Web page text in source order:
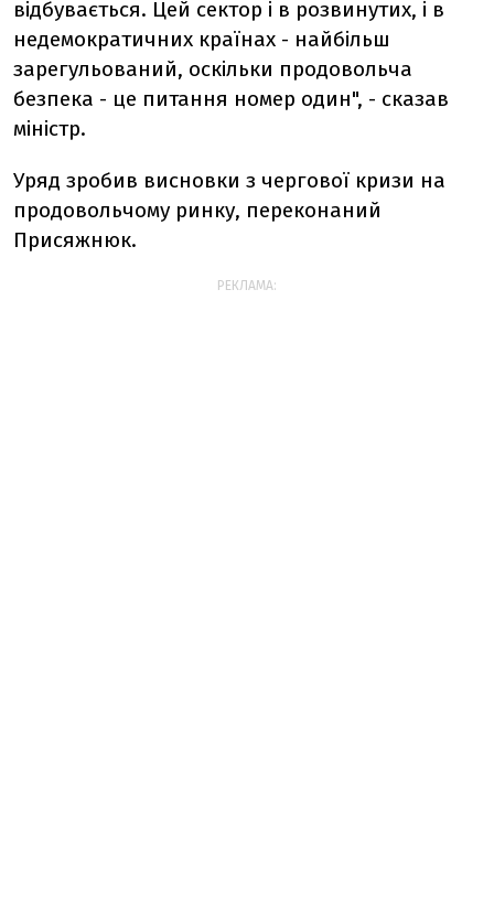
відбувається. Цей сектор і в розвинутих, і в
недемократичних країнах - найбільш
зарегульований, оскільки продовольча
безпека - це питання номер один", - сказав
міністр.
Уряд зробив висновки з чергової кризи на
продовольчому ринку, переконаний
Присяжнюк.
РЕКЛАМА: